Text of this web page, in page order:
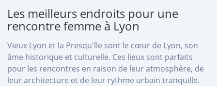
Les meilleurs endroits pour une
rencontre femme à Lyon
Vieux Lyon et la Presqu'île sont le cœur de Lyon, son
âme historique et culturelle. Ces lieux sont parfaits
pour les rencontres en raison de leur atmosphère, de
leur architecture et de leur rythme urbain tranquille.